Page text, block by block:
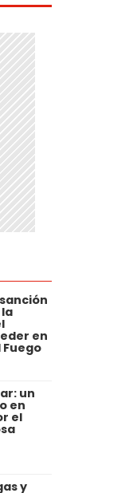
en
Fuego
un
en
el
y